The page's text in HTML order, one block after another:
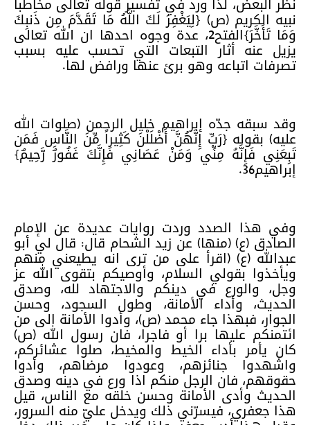
نبيه الكريم (ص) {لِيَغْفِرَ لَكَ اللَّهُ مَا تَقَدَّمَ مِن ذَنبِكَ
وَمَا تَأَخَّرَ}الفتح2، عدة وجوه احدها ان الله تعالى
يزيل عنه أثار التبعات التي تحسب عليه بسبب
تصرفات اتباعه وهو برئ عنها ورافض لها.
وقد سبقه جدّه إبراهيم خليل الرحمن (صلوات الله
عليه) بقوله {رَبِّ إِنَّهُنَّ أَضْلَلْنَ كَثِيراً مِّنَ النَّاسِ فَمَن
تَبِعَنِي فَإِنَّهُ مِنِّي وَمَنْ عَصَانِي فَإِنَّكَ غَفُورٌ رَّحِيمٌ}
إبراهيم36.
وفي هذا الصدد وردت روايات عديدة عن الإمام
الصادق (ع) (منها) عن زيد الشحام قال: قال لي أبو
عبدالله (ع) (اقرأ على من ترى انه يطيعني منهم
ويأخذوا بقولي السلام، وأوصيكم بتقوى الله عز
وجل، والورع في دينكم والاجتهاد لله، وصدق
الحديث، وأداء الأمانة، وطول السجود، وحسن
الجوار، فبهذا جاء محمد (ص)، وأدوا الأمانة الى من
ائتمنكم عليها برا أو فاجرا، فان رسول الله (ص)
كان يأمر بأداء الخيط والمخيط، صلوا عشائركم،
واشهدوا جنائزهم، وعودوا مرضاهم، وأدوا
حقوقهم، فان الرجل منكم اذا ورع في دينه وصدق
الحديث وأدى الأمانة وحسن خلقه مع الناس، قيل
هذا جعفري، فيسرّني ذلك ويدخل عليّ منه السرور،